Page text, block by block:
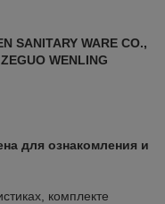
SANITARY WARE CO.,
WENLING
для ознакомления и
комплекте